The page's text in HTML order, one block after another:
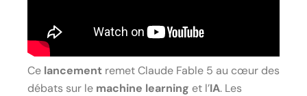
Ce lancement remet Claude Fable 5 au cœur des
débats sur le machine learning et l’IA. Les